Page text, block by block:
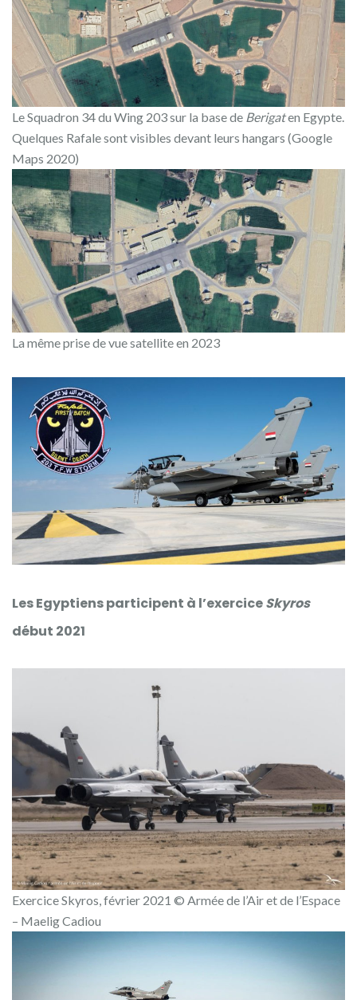
Le Squadron 34 du Wing 203 sur la base de Berigaten Egypte.
Quelques Rafale sont visibles devant leurs hangars (Google
Maps 2020)
La même prise de vue satellite en 2023
Les Egyptiens participent à l’exerciceSkyros
début 2021
Exercice Skyros, février 2021 © Armée de l’Air et de l’Espace
– Maelig Cadiou